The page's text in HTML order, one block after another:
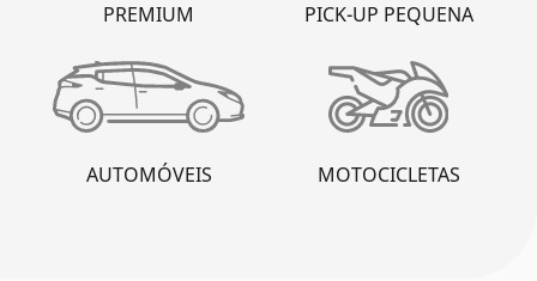
PREMIUM PICK-UP PEQUENA
AUTOMÓVEIS MOTOCICLETAS